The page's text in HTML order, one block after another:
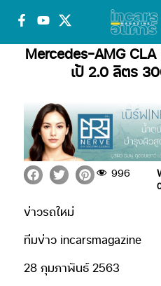
Mercedes-AMG
เป้ 2.0 ลิตร
996
ข่าวรถใหม่
ทีมข่าว incarsmagazine
28 กุมภาพันธ์ 2563